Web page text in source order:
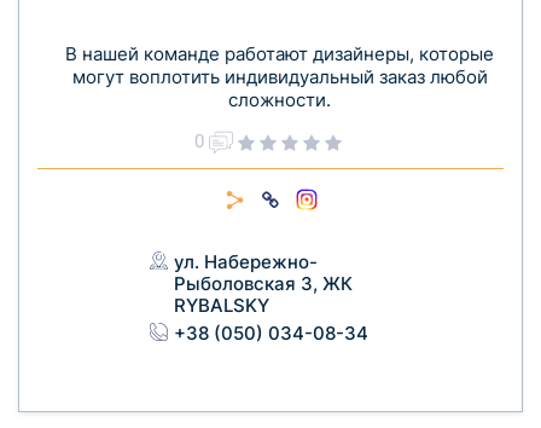
В нашей команде работают дизайнеры, которые
могут воплотить индивидуальный заказ любой
сложности.
0
ул. Набережно-
Рыболовская 3, ЖК
RYBALSKY
+38 (050) 034-08-34